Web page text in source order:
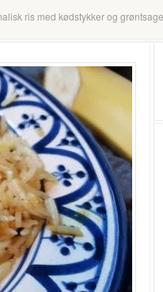
ris med kødstykker og